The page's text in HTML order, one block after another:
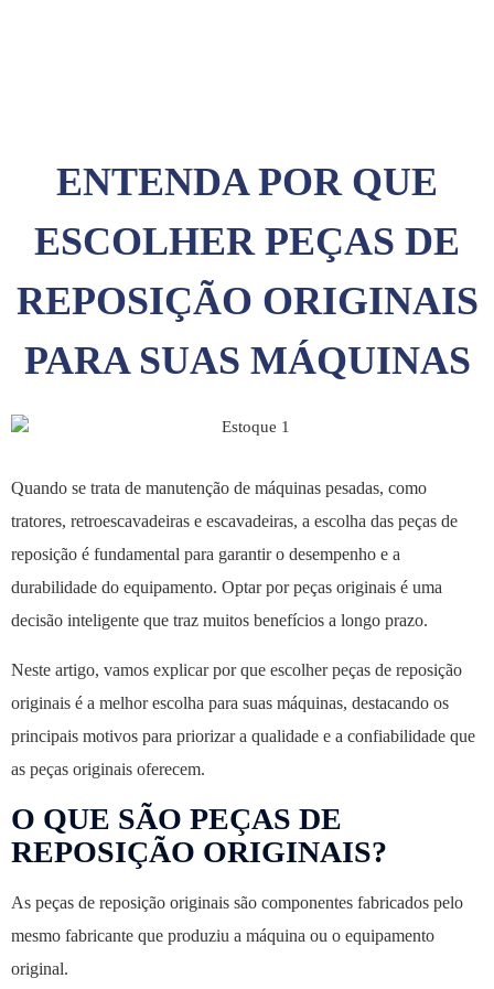
ENTENDA POR QUE
ESCOLHER PEÇAS DE
REPOSIÇÃO ORIGINAIS
PARA SUAS MÁQUINAS
Quando se trata de manutenção de máquinas pesadas, como
tratores, retroescavadeiras e escavadeiras, a escolha das peças de
reposição é fundamental para garantir o desempenho e a
durabilidade do equipamento. Optar por peças originais é uma
decisão inteligente que traz muitos benefícios a longo prazo.
Neste artigo, vamos explicar por que escolher peças de reposição
originais é a melhor escolha para suas máquinas, destacando os
principais motivos para priorizar a qualidade e a confiabilidade que
as peças originais oferecem.
O QUE SÃO PEÇAS DE
REPOSIÇÃO ORIGINAIS?
As peças de reposição originais são componentes fabricados pelo
mesmo fabricante que produziu a máquina ou o equipamento
original.